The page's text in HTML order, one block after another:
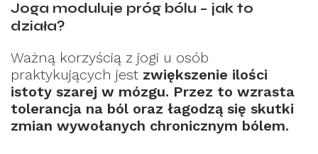
Joga moduluje próg bólu – jak to
działa?
Ważną korzyścią z jogi u osób
praktykujących jest zwiększenie ilości
istoty szarej w mózgu. Przez to wzrasta
tolerancja na ból oraz łagodzą się skutki
zmian wywołanych chronicznym bólem.